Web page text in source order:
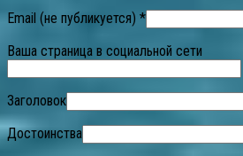
Email (не публикуется) *
Ваша страница в социальной сети
Заголовок
Достоинства